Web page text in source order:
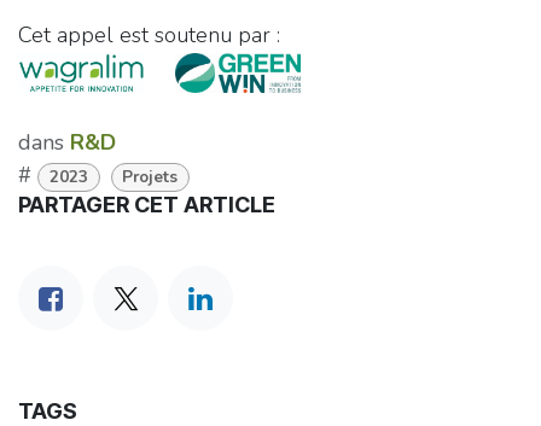
Cet appel est soutenu par :
dans R&D
#
2023 Projets
PARTAGER CET ARTICLE
TAGS